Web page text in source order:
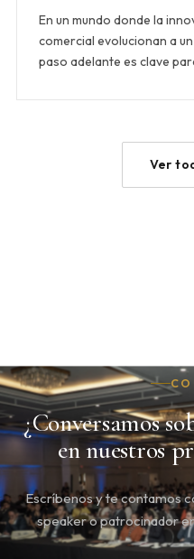
En un mundo donde la
comercial evolucionan a
paso adelante es clave
Ver
¿Conversamos
en nuestros
Escríbenos y te contamos
speaker o patrocinador